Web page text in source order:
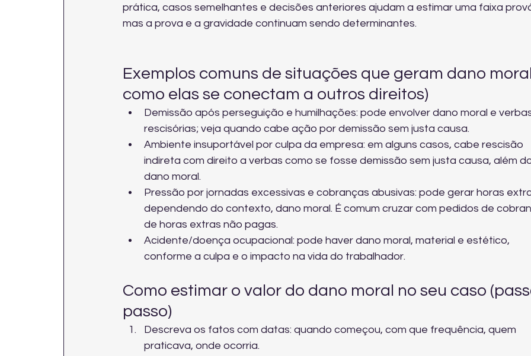
prática, casos semelhantes e decisões anteriores ajudam a estimar uma faixa
mas a prova e a gravidade continuam sendo determinantes.
Exemplos comuns de situações que geram dano
como elas se conectam a outros direitos)
Demissão após perseguição e humilhações: pode envolver dano moral e
rescisórias; veja quando cabe ação por demissão sem justa causa.
Ambiente insuportável por culpa da empresa: em alguns casos, cabe rescisão
indireta com direito a verbas como se fosse demissão sem justa causa, além
dano moral.
Pressão por jornadas excessivas e cobranças abusivas: pode gerar horas
dependendo do contexto, dano moral. É comum cruzar com pedidos de
de horas extras não pagas.
Acidente/doença ocupacional: pode haver dano moral, material e estético,
conforme a culpa e o impacto na vida do trabalhador.
Como estimar o valor do dano moral no seu caso
passo)
Descreva os fatos com datas: quando começou, com que frequência, quem
praticava, onde ocorria.